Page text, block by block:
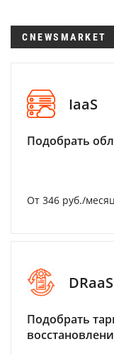
CNEWSMARKET
IaaS
Подобрать
От 346 руб./
DRaaS
Подобрать